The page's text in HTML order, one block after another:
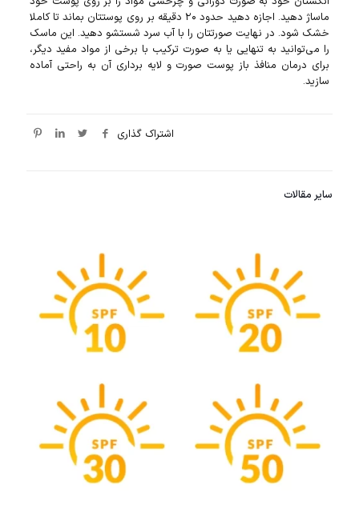
ماساژ دهید. اجازه دهید حدود ۲۰ دقیقه بر روی پوستتان بماند تا کاملا
خشک شود. در نهایت صورتتان را با آب سرد شستشو دهید. این ماسک
را می‌توانید به تنهایی یا به صورت ترکیب با برخی از مواد مفید دیگر،
برای درمان منافذ باز پوست صورت و لایه برداری آن به راحتی آماده
سازید.
اشتراک گذاری
سایر مقالات